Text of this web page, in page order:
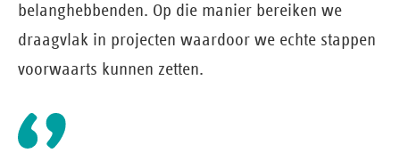
belanghebbenden. Op die manier bereiken we
draagvlak in projecten waardoor we echte stappen
voorwaarts kunnen zetten.